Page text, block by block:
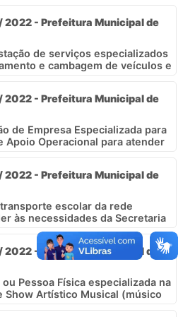
2022 - Prefeitura Municipal de
de serviços especializados
e cambagem de veículos e
2022 - Prefeitura Municipal de
de Empresa Especializada para
Apoio Operacional para atender
2022 - Prefeitura Municipal de
escolar da rede
às necessidades da Secretaria
2022 - Prefeitura Municipal de
Pessoa Física especializada na
Show Artístico Musical (músico